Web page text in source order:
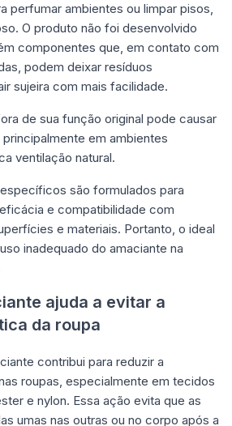
perfumar ambientes ou limpar pisos,
O produto não foi desenvolvido
componentes que, em contato com
podem deixar resíduos
sujeira com mais facilidade.
de sua função original pode causar
em ambientes
ventilação natural.
são formulados para
e compatibilidade com
e materiais. Portanto, o ideal
inadequado do amaciante na
ajuda a evitar a
da roupa
contribui para reduzir a
roupas, especialmente em tecidos
e nylon. Essa ação evita que as
umas nas outras ou no corpo após a